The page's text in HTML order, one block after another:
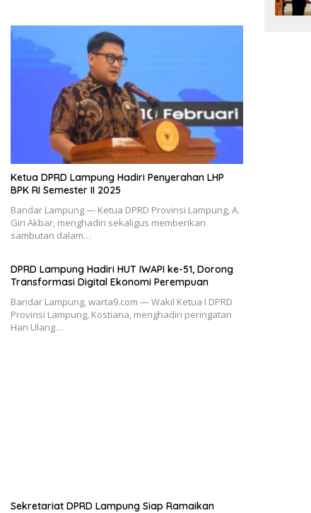
Ketua DPRD Lampung Hadiri Penyerahan LHP
BPK RI Semester II 2025
Bandar Lampung — Ketua DPRD Provinsi Lampung, A.
Giri Akbar, menghadiri sekaligus memberikan
sambutan dalam…
DPRD Lampung Hadiri HUT IWAPI ke-51, Dorong
Transformasi Digital Ekonomi Perempuan
Bandar Lampung, warta9.com — Wakil Ketua I DPRD
Provinsi Lampung, Kostiana, menghadiri peringatan
Hari Ulang…
Sekretariat DPRD Lampung Siap Ramaikan